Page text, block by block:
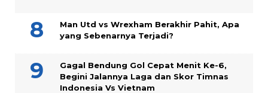
Man Utd vs Wrexham Berakhir Pahit, Apa
yang Sebenarnya Terjadi?
Gagal Bendung Gol Cepat Menit Ke-6,
Begini Jalannya Laga dan Skor Timnas
Indonesia Vs Vietnam